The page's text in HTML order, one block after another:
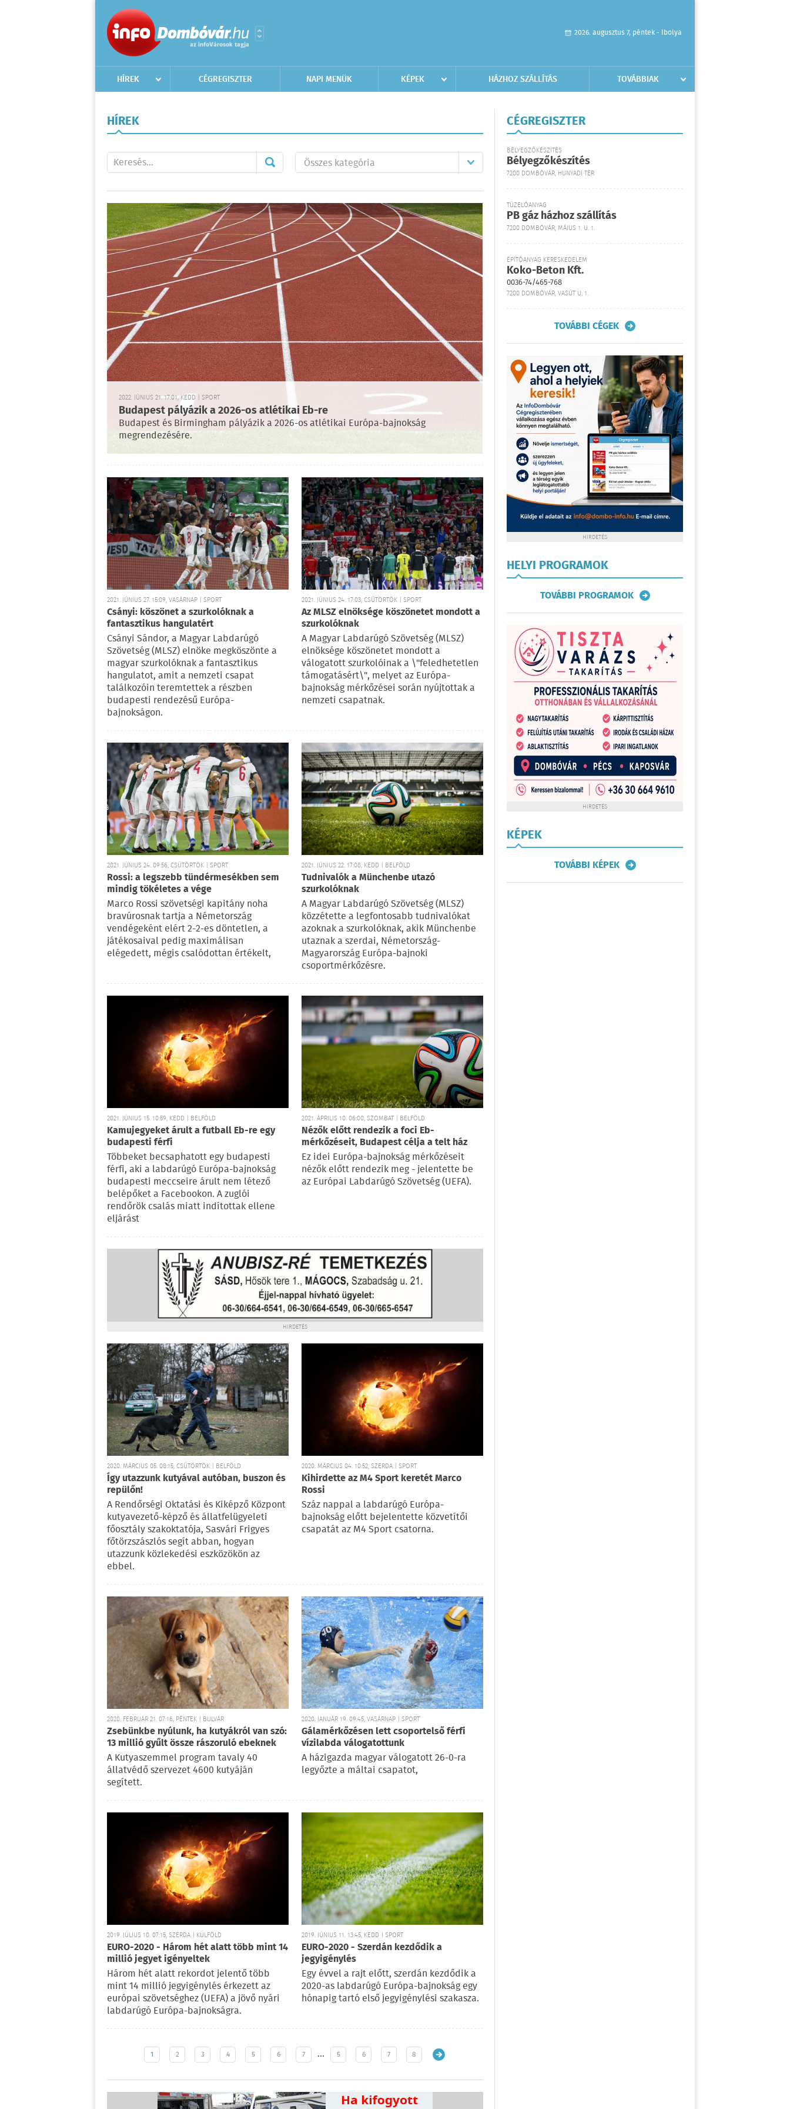
2026. augusztus 7, péntek - Ibolya
HÍREK CÉGREGISZTER NAPI MENÜK KÉPEK HÁZHOZ SZÁLLÍTÁS TOVÁBBIAK
HÍREK
2022. JÚNIUS 21. 17:01, KEDD | SPORT
Budapest pályázik a 2026-os atlétikai Eb-re
Budapest és Birmingham pályázik a 2026-os atlétikai Európa-bajnokság
megrendezésére.
2021. JÚNIUS 27. 15:09, VASÁRNAP | SPORT
Csányi: köszönet a szurkolóknak a
fantasztikus hangulatért
Csányi Sándor, a Magyar Labdarúgó
Szövetség (MLSZ) elnöke megköszönte a
magyar szurkolóknak a fantasztikus
hangulatot, amit a nemzeti csapat
találkozóin teremtettek a részben
budapesti rendezésű Európa-
bajnokságon.
2021. JÚNIUS 24. 17:03, CSÜTÖRTÖK | SPORT
Az MLSZ elnöksége köszönetet mondott a
szurkolóknak
A Magyar Labdarúgó Szövetség (MLSZ)
elnöksége köszönetet mondott a
válogatott szurkolóinak a \"feledhetetlen
támogatásért\", melyet az Európa-
bajnokság mérkőzései során nyújtottak a
nemzeti csapatnak.
2021. JÚNIUS 24. 09:56, CSÜTÖRTÖK | SPORT
Rossi: a legszebb tündérmesékben sem
mindig tökéletes a vége
Marco Rossi szövetségi kapitány noha
bravúrosnak tartja a Németország
vendégeként elért 2-2-es döntetlen, a
játékosaival pedig maximálisan
elégedett, mégis csalódottan értékelt,
2021. JÚNIUS 22. 17:08, KEDD | BELFÖLD
Tudnivalók a Münchenbe utazó
szurkolóknak
A Magyar Labdarúgó Szövetség (MLSZ)
közzétette a legfontosabb tudnivalókat
azoknak a szurkolóknak, akik Münchenbe
utaznak a szerdai, Németország-
Magyarország Európa-bajnoki
csoportmérkőzésre.
2021. JÚNIUS 15. 10:59, KEDD | BELFÖLD
Kamujegyeket árult a futball Eb-re egy
budapesti férfi
Többeket becsaphatott egy budapesti
férfi, aki a labdarúgó Európa-bajnokság
budapesti meccseire árult nem létező
belépőket a Facebookon. A zuglói
rendőrök csalás miatt indítottak ellene
eljárást
2021. ÁPRILIS 10. 06:00, SZOMBAT | BELFÖLD
Nézők előtt rendezik a foci Eb-
mérkőzéseit, Budapest célja a telt ház
Ez idei Európa-bajnokság mérkőzéseit
nézők előtt rendezik meg - jelentette be
az Európai Labdarúgó Szövetség (UEFA).
HIRDETÉS
2020. MÁRCIUS 05. 08:15, CSÜTÖRTÖK | BELFÖLD
Így utazzunk kutyával autóban, buszon és
repülőn!
A Rendőrségi Oktatási és Kiképző Központ
kutyavezető-képző és állatfelügyeleti
főosztály szakoktatója, Sasvári Frigyes
főtörzszászlós segít abban, hogyan
utazzunk közlekedési eszközökön az
ebbel.
2020. MÁRCIUS 04. 10:52, SZERDA | SPORT
Kihirdette az M4 Sport keretét Marco
Rossi
Száz nappal a labdarúgó Európa-
bajnokság előtt bejelentette közvetítői
csapatát az M4 Sport csatorna.
2020. FEBRUÁR 21. 07:16, PÉNTEK | BULVÁR
Zsebünkbe nyúlunk, ha kutyákról van szó:
13 millió gyűlt össze rászoruló ebeknek
A Kutyaszemmel program tavaly 40
állatvédő szervezet 4600 kutyáján
segített.
2020. JANUÁR 19. 09:45, VASÁRNAP | SPORT
Gálamérkőzésen lett csoportelső férfi
vízilabda válogatottunk
A házigazda magyar válogatott 26-0-ra
legyőzte a máltai csapatot,
2019. JÚLIUS 10. 07:15, SZERDA | KÜLFÖLD
EURO-2020 - Három hét alatt több mint 14
millió jegyet igényeltek
Három hét alatt rekordot jelentő több
mint 14 millió jegyigénylés érkezett az
európai szövetséghez (UEFA) a jövő nyári
labdarúgó Európa-bajnokságra.
2019. JÚNIUS 11. 13:45, KEDD | SPORT
EURO-2020 - Szerdán kezdődik a
jegyigénylés
Egy évvel a rajt előtt, szerdán kezdődik a
2020-as labdarúgó Európa-bajnokság egy
hónapig tartó első jegyigénylési szakasza.
1 2 3 4 5 6 7 … 5 6 7 8
CÉGREGISZTER
BÉLYEGZŐKÉSZÍTÉS
Bélyegzőkészítés
7200 DOMBÓVÁR, HUNYADI TÉR
TÜZELŐANYAG
PB gáz házhoz szállítás
7200 DOMBÓVÁR, MÁJUS 1. U. 1.
ÉPÍTŐANYAG KERESKEDELEM
Koko-Beton Kft.
0036-74/465-768
7200 DOMBÓVÁR, VASÚT U. 1.
TOVÁBBI CÉGEK
HIRDETÉS
HELYI PROGRAMOK
TOVÁBBI PROGRAMOK
HIRDETÉS
KÉPEK
TOVÁBBI KÉPEK